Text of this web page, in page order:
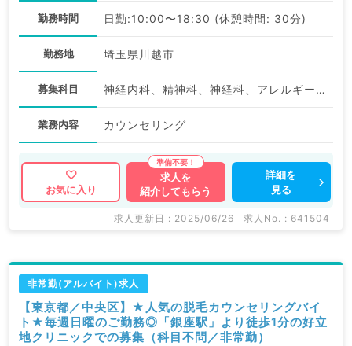
勤務時間 日勤:10:00〜18:30 (休憩時間: 30分)
勤務地 埼玉県川越市
募集科目 神経内科、精神科、神経科、アレルギー科、リウマチ科、小児科、整形外科、形成外科、美容外科、脳神経外科、呼吸器外科、心臓血管外科、小児外科、皮膚科、泌尿器科、産婦人科、産科、婦人科、眼科、耳鼻咽喉科、気管食道科、放射線科、リハビリテーション科、麻酔科、ペインクリニック、人工透析科、緩和ケア科、一般内科、循環器内科、呼吸器内科、消化器内科、内分泌・代謝内科、腎臓内科、老年内科、血液内科、外科系全般、一般外科、消化器外科、乳腺外科、総合診療科、美容皮膚科、健診・人間ドック、救急科・ＩＣＵ、病理科、基礎医学系、膠原病科、スポーツ整形外科、大腸・肛門外科、その他、産業医、科目不問
業務内容 カウンセリング
お気に入り
求人を
紹介してもらう
詳細を
見る
求人更新日 : 2025/06/26 求人No. : 641504
非常勤(アルバイト)求人
【東京都／中央区】★人気の脱毛カウンセリングバイ
ト★毎週日曜のご勤務◎「銀座駅」より徒歩1分の好立
地クリニックでの募集（科目不問／非常勤）